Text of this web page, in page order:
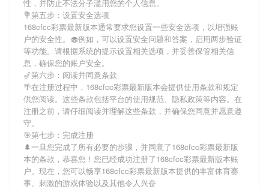
性，并防止不法分子滥用您的个人信息。
💐第五步：设置安全选项
168cfcc彩票最新版本通常要求您设置一些安全选项，以增强账
户的安全性。🧁例如，可以设置安全问题和答案，启用两步验证
等功能。请根据系统的提示设置相关选项，并妥善保管相关信
息，确保您的账户安全。
🎷第六步：阅读并同意条款
🌴在注册过程中， 168cfcc彩票最新版本会提供使用条款和规定
供您阅读。这些条款包括平台的使用规范、隐私政策等内容。在
注册之前，请仔细阅读并理解这些条款，并确保您同意并愿意遵
守。
🎯第七步：完成注册
🌲一旦您完成了所有必要的步骤，并同意了168cfcc彩票最新版
本的条款，恭喜您！您已经成功注册了168cfcc彩票最新版本账
户。现在，您可以畅享168cfcc彩票最新版本提供的丰富体育赛
事、刺激的游戏体验以及其他令人兴奋